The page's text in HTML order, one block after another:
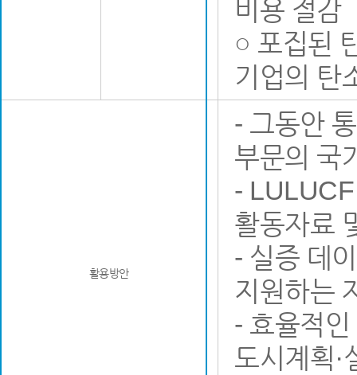
비용 절감
○ 포집된
기업의 탄
활용방안
- 그동안
부문의 국
- LULUCF
활동자료
- 실증 데
지원하는
- 효율적
도시계획·